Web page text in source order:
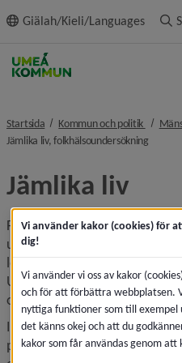
innehållet
Giälah/Kieli/Languages
Startsida Kommun och politik nivå i
Jämlika liv, folkhälsoundersökningnivå i
Jämlika liv
Folkhälsoenkäten Jämlika liv
undersökning för att få bättre
levnadsvanor och hälsa för
Undersökningen skickas till
och äldre, och genom­fördes
I enkäten finns frågor om till
psykisk hälsa, matvanor,
Vi använder kakor (cookies) för
dig!
Vi använder vi oss av kakor
och för att förbättra webbplatsen.
nyttiga funktioner som till exempel
det känns okej och att du
kakor som får användas genom att